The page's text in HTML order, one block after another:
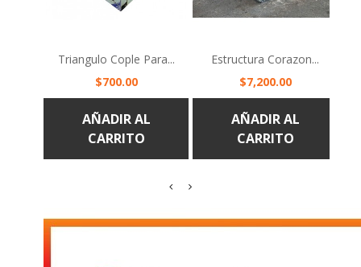
Triangulo Cople Para...
Precio
$700.00
AÑADIR AL
CARRITO
Estructura Corazon...
Precio
$7,200.00
AÑADIR AL
CARRITO